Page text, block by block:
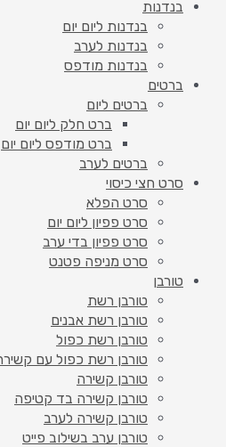
בנדנות
בנדנות ליום יום
בנדנות לערב
בנדנות מודפס
ברטים
ברטים ליום
ברט חלק ליום יום
ברט מודפס ליום יום
ברטים לערב
סרט חצי כיסוי
סרט הפלא
סרט פפיון ליום יום
סרט פפיון בדי ערב
סרט מניפה פטנט
טורבן
טורבן רשת
טורבן רשת אבנים
טורבן רשת כפול
טורבן רשת כפול עם
טורבן קשירה
טורבן קשירה בד קטיפה
טורבן קשירה לערב
טורבן ערב בשילוב פייט